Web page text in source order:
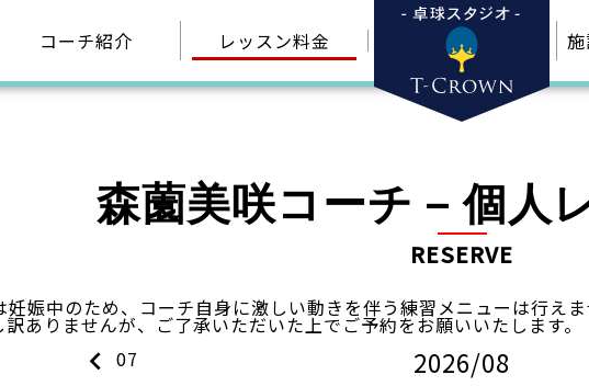
コーチ紹介 レッスン料金
森薗美咲コーチ – 個人
RESERVE
娠中のため、コーチ自身に激しい動きを伴う練習メニューは行え
ありませんが、ご了承いただいた上でご予約をお願いいたします。
keyboard_arrow_left 07 2026/08